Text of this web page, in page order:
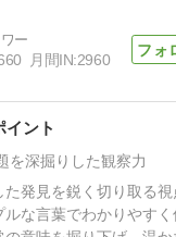
か
月間IN:2960
イント
を深掘りした観察力
発見を鋭く切り取る
な言葉でわかりやす